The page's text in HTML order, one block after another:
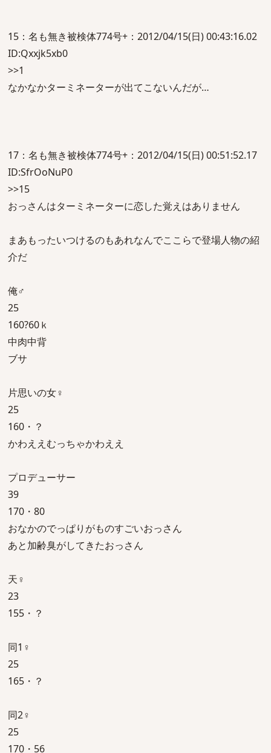
15：名も無き被検体774号+：2012/04/15(日) 00:43:16.02
ID:Qxxjk5xb0
>>1
なかなかターミネーターが出てこないんだが…
17：名も無き被検体774号+：2012/04/15(日) 00:51:52.17
ID:SfrOoNuP0
>>15
おっさんはターミネーターに恋した覚えはありません
まあもったいつけるのもあれなんでここらで登場人物の紹
介だ
俺♂
25
160?60ｋ
中肉中背
ブサ
片思いの女♀
25
160・？
かわええむっちゃかわええ
プロデューサー
39
170・80
おなかのでっぱりがものすごいおっさん
あと加齢臭がしてきたおっさん
天♀
23
155・？
同1♀
25
165・？
同2♀
25
170・56